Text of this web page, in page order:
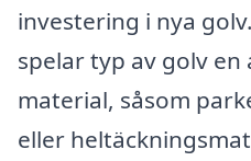
investering i nya
spelar typ av golv
material, såsom
eller